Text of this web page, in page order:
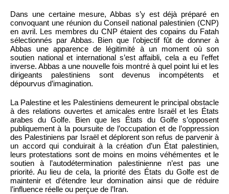
Dans une certaine mesure, Abbas s’y est déjà préparé en
convoquant une réunion du Conseil national palestinien (CNP)
en avril. Les membres du CNP étaient des copains du Fatah
sélectionnés par Abbas. Bien que l’objectif fût de donner à
Abbas une apparence de légitimité à un moment où son
soutien national et international s’est affaibli, cela a eu l’effet
inverse. Abbas a une nouvelle fois montré à quel point lui et les
dirigeants palestiniens sont devenus incompétents et
dépourvus d’imagination.
La Palestine et les Palestiniens demeurent le principal obstacle
à des relations ouvertes et amicales entre Israël et les États
arabes du Golfe. Bien que les États du Golfe s’opposent
publiquement à la poursuite de l’occupation et de l’oppression
des Palestiniens par Israël et déplorent son refus de parvenir à
un accord qui conduirait à la création d’un État palestinien,
leurs protestations sont de moins en moins véhémentes et le
soutien à l’autodétermination palestinienne n’est pas une
priorité. Au lieu de cela, la priorité des États du Golfe est de
maintenir et d’étendre leur domination ainsi que de réduire
l’influence réelle ou perçue de l’Iran.